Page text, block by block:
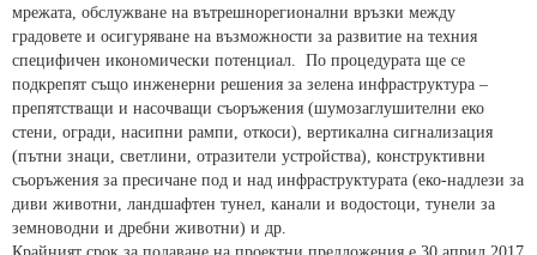
мрежата, обслужване на вътрешнорегионални връзки между
градовете и осигуряване на възможности за развитие на техния
специфичен икономически потенциал. По процедурата ще се
подкрепят също инженерни решения за зелена инфраструктура –
препятстващи и насочващи съоръжения (шумозаглушителни еко
стени, огради, насипни рампи, откоси), вертикална сигнализация
(пътни знаци, светлини, отразители устройства), конструктивни
съоръжения за пресичане под и над инфраструктурата (еко-надлези за
диви животни, ландшафтен тунел, канали и водостоци, тунели за
земноводни и дребни животни) и др.